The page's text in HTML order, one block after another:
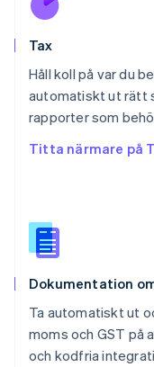
Tax
Håll koll på var du
automatiskt ut rätt
rapporter som
Titta närmare på
Dokumentation
Ta automatiskt ut
moms och GST på
och kodfria
Portugal
Schweiz
DeutschFrançais
Singapore
Slovakien
Spanien
Español
English
Sverige
Thailand
ไทยEnglish